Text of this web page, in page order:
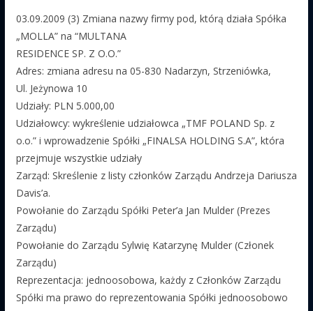
03.09.2009 (3) Zmiana nazwy firmy pod, którą działa Spółka
„MOLLA” na “MULTANA
RESIDENCE SP. Z O.O.”
Adres: zmiana adresu na 05-830 Nadarzyn, Strzeniówka,
Ul. Jeżynowa 10
Udziały: PLN 5.000,00
Udziałowcy: wykreślenie udziałowca „TMF POLAND Sp. z
o.o.” i wprowadzenie Spółki „FINALSA HOLDING S.A”, która
przejmuje wszystkie udziały
Zarząd: Skreślenie z listy członków Zarządu Andrzeja Dariusza
Davis’a.
Powołanie do Zarządu Spółki Peter’a Jan Mulder (Prezes
Zarządu)
Powołanie do Zarządu Sylwię Katarzynę Mulder (Członek
Zarządu)
Reprezentacja: jednoosobowa, każdy z Członków Zarządu
Spółki ma prawo do reprezentowania Spółki jednoosobowo